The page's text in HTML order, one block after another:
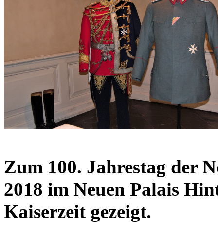
Zum 100. Jahrestag der
2018 im Neuen Palais
Kaiserzeit gezeigt.